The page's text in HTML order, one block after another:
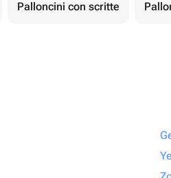
Palloncini con scritte